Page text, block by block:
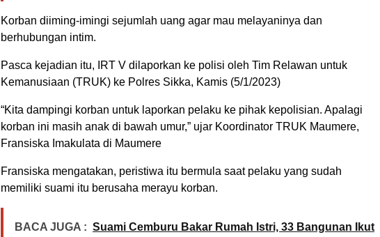
Korban diiming-imingi sejumlah uang agar mau melayaninya dan
berhubungan intim.
Pasca kejadian itu, IRT V dilaporkan ke polisi oleh Tim Relawan untuk
Kemanusiaan (TRUK) ke Polres Sikka, Kamis (5/1/2023)
“Kita dampingi korban untuk laporkan pelaku ke pihak kepolisian. Apalagi
korban ini masih anak di bawah umur,” ujar Koordinator TRUK Maumere,
Fransiska Imakulata di Maumere
Fransiska mengatakan, peristiwa itu bermula saat pelaku yang sudah
memiliki suami itu berusaha merayu korban.
BACA JUGA : Suami Cemburu Bakar Rumah Istri, 33 Bangunan Ikut